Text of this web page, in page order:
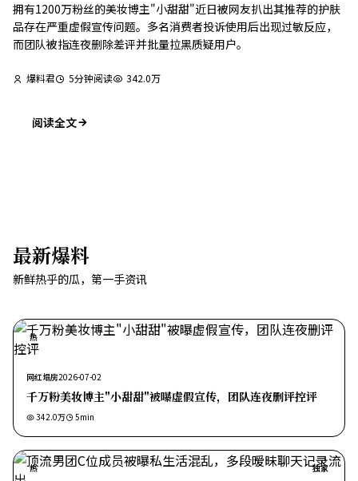
拥有1200万粉丝的美妆博主"小甜甜"近日被网友扒出其推荐的护肤
品存在严重虚假宣传问题。多名消费者投诉使用后出现过敏反应，
而团队被指连夜删除差评并批量拉黑质疑用户。
爆料君 5分钟阅读 342.0万
阅读全文
最新爆料
新鲜热乎的瓜，第一手资讯
热
网红塌房2026-07-02
千万粉美妆博主"小甜甜"被曝虚假宣传，团队连夜删评控评
342.0万 5min
热 独家